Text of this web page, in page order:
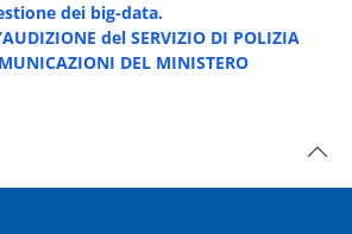
dei big-data.
del SERVIZIO DI POLIZIA
DEL MINISTERO